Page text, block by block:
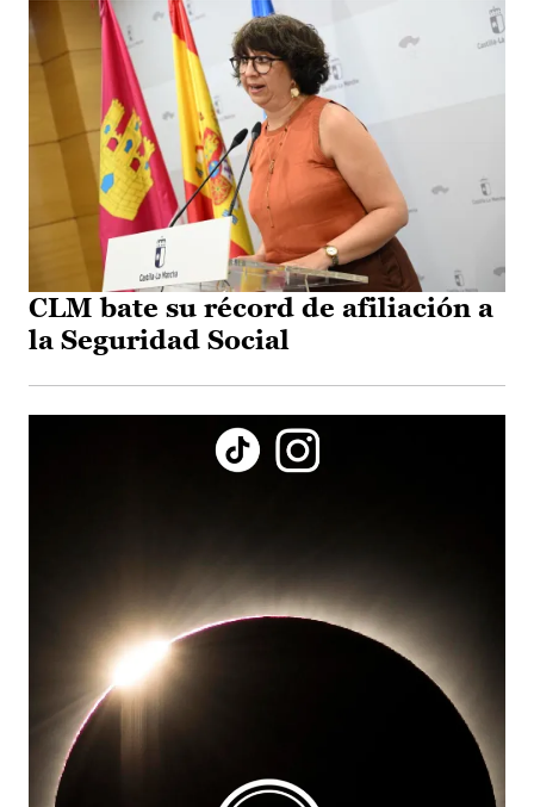
CLM bate su récord de afiliación a
la Seguridad Social